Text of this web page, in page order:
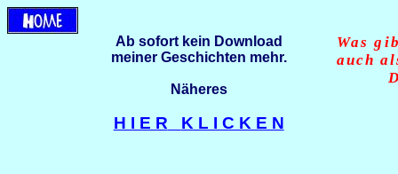
Ab sofort kein Download
meiner Geschichten mehr.
Näheres
H I E R K L I C K E N
Was
auch